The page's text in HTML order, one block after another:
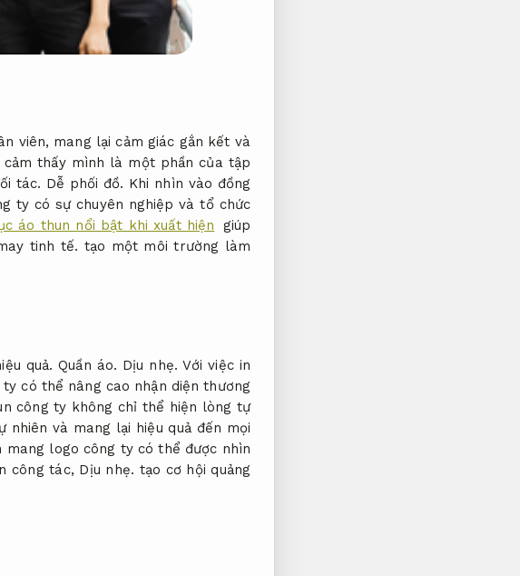
viên, mang lại cảm giác gắn kết và
thấy mình là một phần của tập
tác. Dễ phối đồ. Khi nhìn vào đồng
ty có sự chuyên nghiệp và tổ chức
áo thun nổi bật khi xuất hiện
giúp
tinh tế. tạo một môi trường làm
quả.Quần áo. Dịu nhẹ. Với việc in
ty có thể nâng cao nhận diện thương
công ty không chỉ thể hiện lòng tự
và mang lại hiệu quả đến mọi
mang logo công ty có thể được nhìn
công tác, Dịu nhẹ. tạo cơ hội quảng